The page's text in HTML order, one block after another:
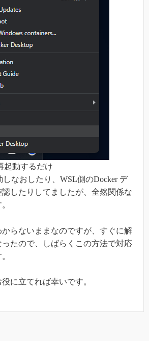
起動するだけ
なおしたり、WSL側のDocker デ
したりしてましたが、全然関係な
らないままなのですが、すぐに解
たので、しばらくこの方法で対応
に立てれば幸いです。